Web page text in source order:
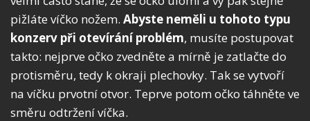
pižláte víčko nožem. Abyste neměli u tohoto typu
konzerv při otevírání problém, musíte postupovat
takto: nejprve očko zvedněte a mírně je zatlačte do
protisměru, tedy k okraji plechovky. Tak se vytvoří
na víčku prvotní otvor. Teprve potom očko táhněte ve
směru odtržení víčka.